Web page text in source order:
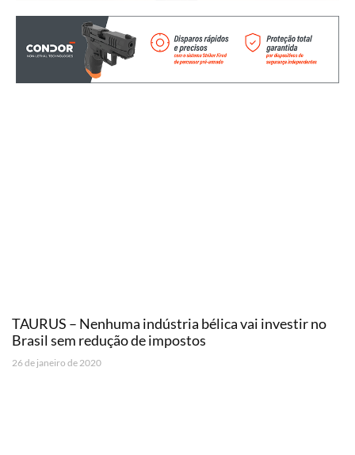
TAURUS – Nenhuma indústria bélica vai investir no
Brasil sem redução de impostos
26 de janeiro de 2020